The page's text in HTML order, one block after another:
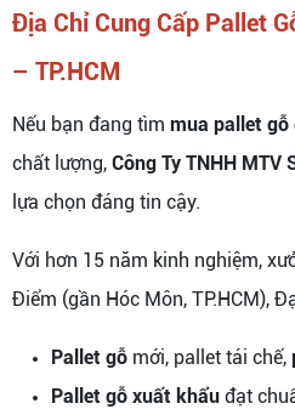
Địa Chỉ Cung Cấp Pallet
– TP.HCM
Nếu bạn đang tìm mua pallet gỗ
chất lượng, Công Ty TNHH
lựa chọn đáng tin cậy.
Với hơn 15 năm kinh nghiệm,
Điểm (gần Hóc Môn, TP.HCM),
Pallet gỗ mới, pallet tái chế,
Pallet gỗ xuất khẩu đạt